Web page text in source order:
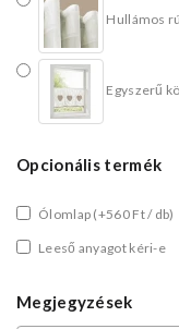
Hullámos
Egyszerű
Opcionális termék
Ólomlap (+560 Ft / db)
Leeső anyagot kéri-e
Megjegyzések